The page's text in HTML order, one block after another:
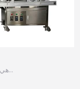
آلة بذر الحضانة TZ-79 هي آلة أوتوماتيكية بالكامل…